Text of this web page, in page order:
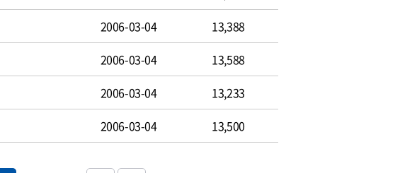
2006-03-04
13,388
2006-03-04
13,588
2006-03-04
13,233
2006-03-04 13,500